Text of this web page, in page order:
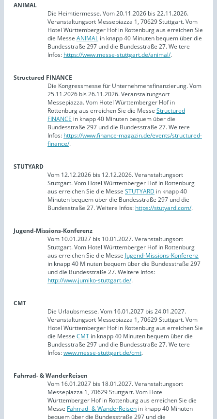
ANIMAL
Die Heimtiermesse. Vom 20.11.2026 bis 22.11.2026.
Veranstaltungsort Messepiazza 1, 70629 Stuttgart. Vom
Hotel Württemberger Hof in Rottenburg aus erreichen Sie
die Messe ANIMAL in knapp 40 Minuten bequem über die
Bundesstraße 297 und die Bundesstraße 27. Weitere
Infos: https://www.messe-stuttgart.de/animal/.
Structured FINANCE
Die Kongressmesse für Unternehmensfinanzierung. Vom
25.11.2026 bis 26.11.2026. Veranstaltungsort
Messepiazza. Vom Hotel Württemberger Hof in
Rottenburg aus erreichen Sie die Messe Structured
FINANCE in knapp 40 Minuten bequem über die
Bundesstraße 297 und die Bundesstraße 27. Weitere
Infos: https://www.finance-magazin.de/events/structured-
finance/.
STUTYARD
Vom 12.12.2026 bis 12.12.2026. Veranstaltungsort
Stuttgart. Vom Hotel Württemberger Hof in Rottenburg
aus erreichen Sie die Messe STUTYARD in knapp 40
Minuten bequem über die Bundesstraße 297 und die
Bundesstraße 27. Weitere Infos: https://stutyard.com/.
Jugend-Missions-Konferenz
Vom 10.01.2027 bis 10.01.2027. Veranstaltungsort
Stuttgart. Vom Hotel Württemberger Hof in Rottenburg
aus erreichen Sie die Messe Jugend-Missions-Konferenz
in knapp 40 Minuten bequem über die Bundesstraße 297
und die Bundesstraße 27. Weitere Infos:
http://www.jumiko-stuttgart.de/.
CMT
Die Urlaubsmesse. Vom 16.01.2027 bis 24.01.2027.
Veranstaltungsort Messepiazza 1, 70629 Stuttgart. Vom
Hotel Württemberger Hof in Rottenburg aus erreichen Sie
die Messe CMT in knapp 40 Minuten bequem über die
Bundesstraße 297 und die Bundesstraße 27. Weitere
Infos:www.messe-stuttgart.de/cmt.
Fahrrad- & WanderReisen
Vom 16.01.2027 bis 18.01.2027. Veranstaltungsort
Messepiazza 1, 70629 Stuttgart. Vom Hotel
Württemberger Hof in Rottenburg aus erreichen Sie die
Messe Fahrrad- & WanderReisen in knapp 40 Minuten
bequem über die Bundesstraße 297 und die